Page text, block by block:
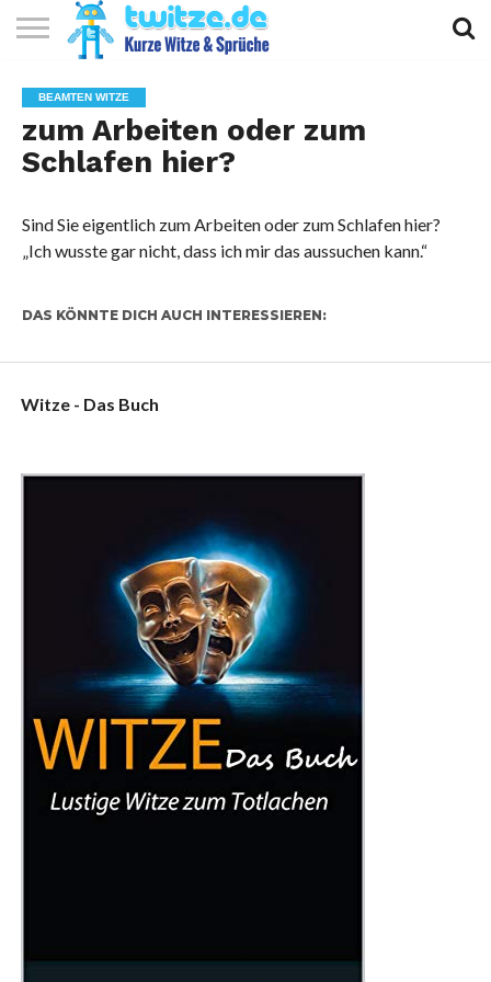
KURZE
WITZE
KURZE
SPRÜCHE
KURZE
GEDICHTE
TOP
10
BEAMTEN WITZE
zum Arbeiten oder zum
Schlafen hier?
Sind Sie eigentlich zum Arbeiten oder zum Schlafen hier?
„Ich wusste gar nicht, dass ich mir das aussuchen kann.“
DAS KÖNNTE DICH AUCH INTERESSIEREN:
Witze - Das Buch